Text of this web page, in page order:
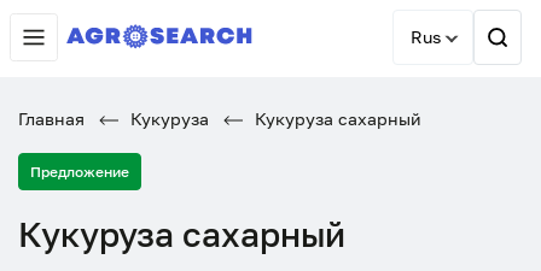
Rus
Главная Кукуруза Кукуруза сахарный
Предложение
Кукуруза сахарный